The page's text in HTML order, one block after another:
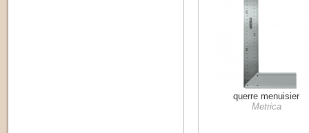
querre menuisier
Metrica